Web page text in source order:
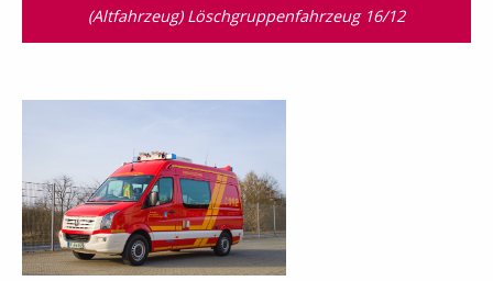
(Altfahrzeug) Löschgruppenfahrzeug 16/12